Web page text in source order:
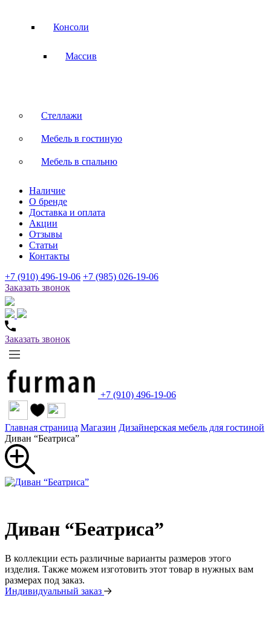
Консоли
Массив
Стеллажи
Мебель в гостиную
Мебель в спальню
Наличие
О бренде
Доставка и оплата
Акции
Отзывы
Статьи
Контакты
+7 (910) 496-19-06 +7 (985) 026-19-06
Заказать звонок
Заказать звонок
+7 (910) 496-19-06
Главная страница Магазин Дизайнерская мебель для гостиной
Диван “Беатриса”
Диван “Беатриса”
В коллекции есть различные варианты размеров этого
изделия. Также можем изготовить этот товар в нужных вам
размерах под заказ.
Индивидуальный заказ